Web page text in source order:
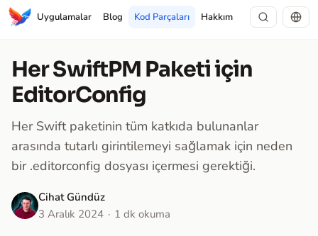
Uygulamalar Blog Kod Parçaları Hakkım
Her SwiftPM Paketi için
EditorConfig
Her Swift paketinin tüm katkıda bulunanlar
arasında tutarlı girintilemeyi sağlamak için neden
bir .editorconfig dosyası içermesi gerektiği.
Cihat Gündüz
3 Aralık 2024
1 dk okuma